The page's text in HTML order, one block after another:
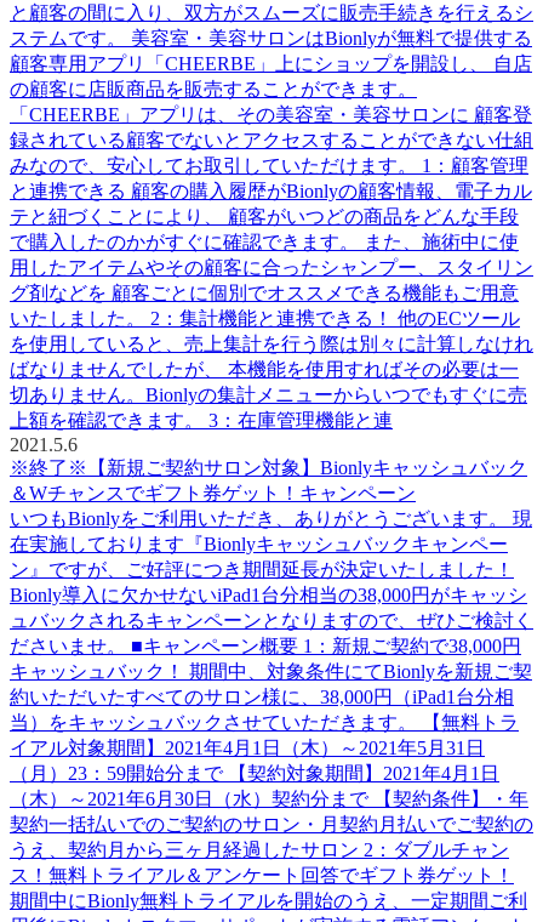
と顧客の間に入り、双方がスムーズに販売手続きを行えるシ
ステムです。 美容室・美容サロンはBionlyが無料で提供する
顧客専用アプリ「CHEERBE」上にショップを開設し、 自店
の顧客に店販商品を販売することができます。
「CHEERBE」アプリは、その美容室・美容サロンに 顧客登
録されている顧客でないとアクセスすることができない仕組
みなので、安心してお取引していただけます。 1：顧客管理
と連携できる 顧客の購入履歴がBionlyの顧客情報、電子カル
テと紐づくことにより、 顧客がいつどの商品をどんな手段
で購入したのかがすぐに確認できます。 また、施術中に使
用したアイテムやその顧客に合ったシャンプー、スタイリン
グ剤などを 顧客ごとに個別でオススメできる機能もご用意
いたしました。 2：集計機能と連携できる！ 他のECツール
を使用していると、売上集計を行う際は別々に計算しなけれ
ばなりませんでしたが、 本機能を使用すればその必要は一
切ありません。Bionlyの集計メニューからいつでもすぐに売
上額を確認できます。 3：在庫管理機能と連
2021.5.6
※終了※【新規ご契約サロン対象】Bionlyキャッシュバック
＆Wチャンスでギフト券ゲット！キャンペーン
いつもBionlyをご利用いただき、ありがとうございます。 現
在実施しております『Bionlyキャッシュバックキャンペー
ン』ですが、ご好評につき期間延長が決定いたしました！
Bionly導入に欠かせないiPad1台分相当の38,000円がキャッシ
ュバックされるキャンペーンとなりますので、ぜひご検討く
ださいませ。 ■キャンペーン概要 1：新規ご契約で38,000円
キャッシュバック！ 期間中、対象条件にてBionlyを新規ご契
約いただいたすべてのサロン様に、38,000円（iPad1台分相
当）をキャッシュバックさせていただきます。 【無料トラ
イアル対象期間】2021年4月1日（木）～2021年5月31日
（月）23：59開始分まで 【契約対象期間】2021年4月1日
（木）～2021年6月30日（水）契約分まで 【契約条件】・年
契約一括払いでのご契約のサロン・月契約月払いでご契約の
うえ、契約月から三ヶ月経過したサロン 2：ダブルチャン
ス！無料トライアル＆アンケート回答でギフト券ゲット！
期間中にBionly無料トライアルを開始のうえ、一定期間ご利